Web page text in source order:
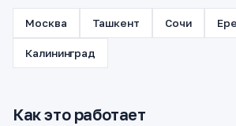
Москва Ташкент Сочи
Калининград
Как это работает